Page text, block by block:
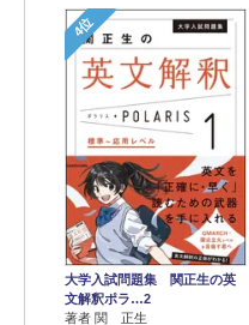
4位
大学入試問題集 関正生の英
文解釈ポラ…2
著者 関 正生